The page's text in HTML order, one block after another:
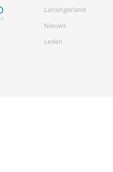
Lansingerland
Nieuws
Leden